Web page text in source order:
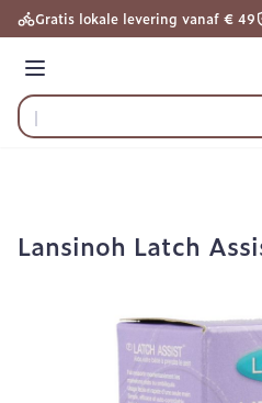
Ga naar de inhoud
Gratis lokale levering vanaf € 49
Menu
Product, merk, categorie...
Lansinoh Latch